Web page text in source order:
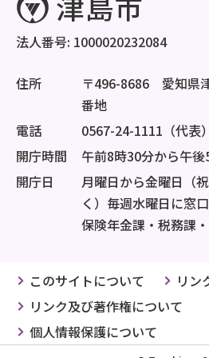
法人番号: 1000020232084
住所
〒496-8686 愛知県
番地
電話
0567-24-1111（代表）
開庁時間
午前8時30分から午
開庁日
月曜日から金曜日（
く）毎週水曜日に窓
保険年金課・税務課・
このサイトについて
リン
リンク及び著作権について
個人情報保護について